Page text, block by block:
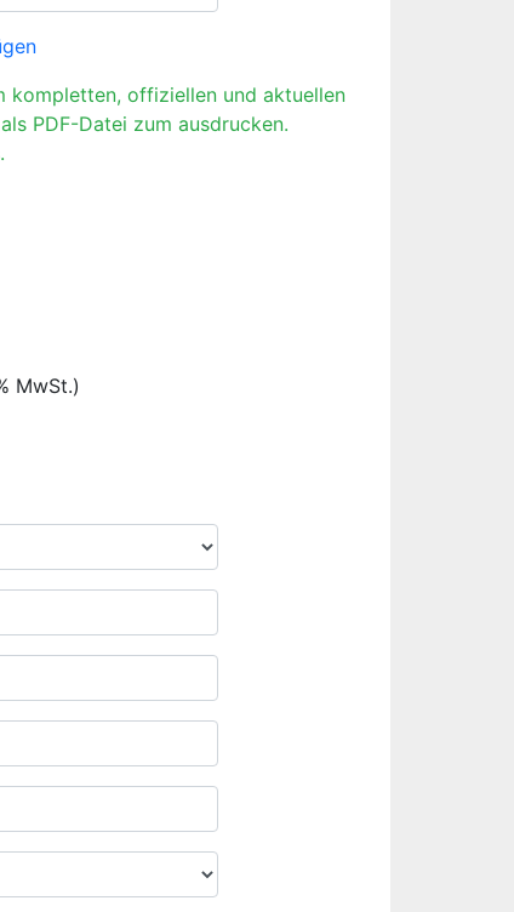
kompletten, offiziellen und aktuellen
PDF-Datei zum ausdrucken.
MwSt.)